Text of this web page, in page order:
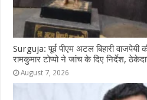
Surguja: पूर्व पीएम अटल बिहारी वाजपेयी
रामकुमार टोप्पो ने जांच के दिए निर्देश,
August 7, 2026